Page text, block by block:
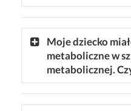
Moje dziecko
metaboliczne w
metabolicznej.